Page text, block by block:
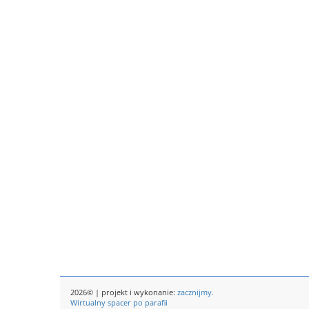
2026© | projekt i wykonanie: zacznijmy.
Wirtualny spacer po parafii